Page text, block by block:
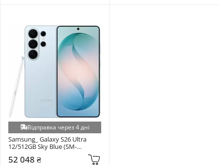
Відправка через 4 дні
Samsung_ Galaxy S26 Ultra
12/512GB Sky Blue (SM-
52 048 ₴